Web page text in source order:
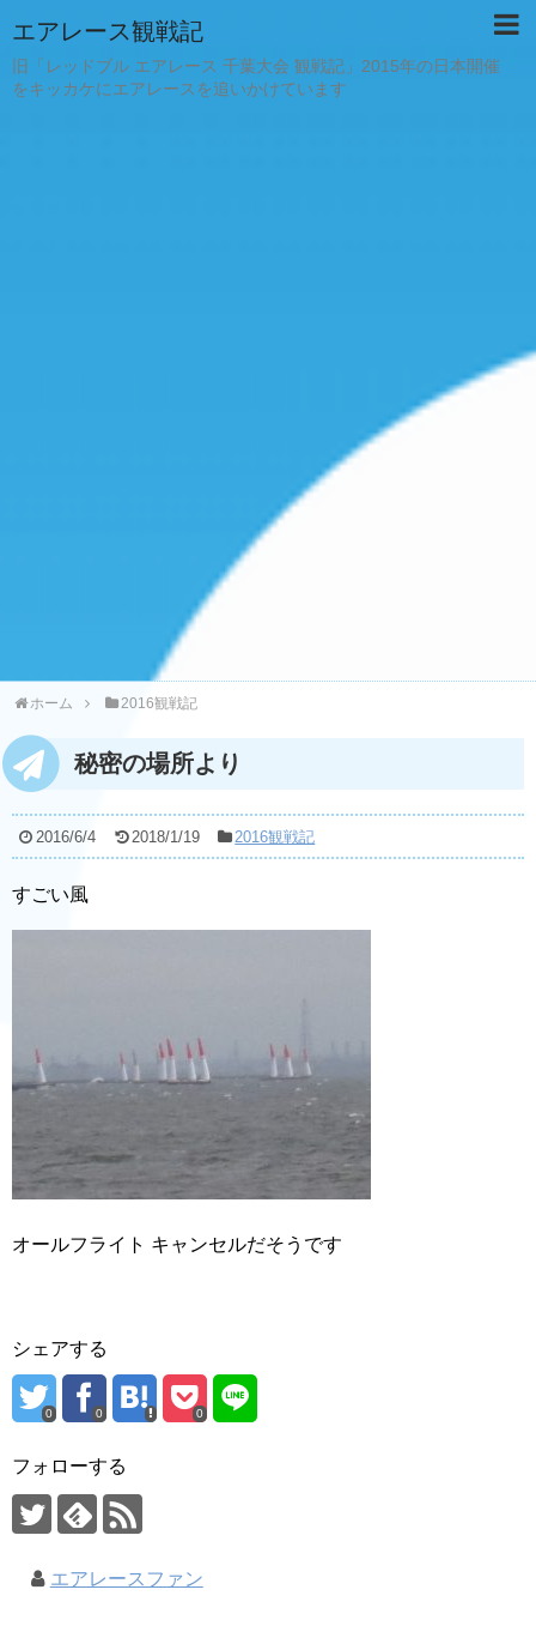
エアレース観戦記
旧「レッドブル エアレース 千葉大会 観戦記」2015年の日本開催
をキッカケにエアレースを追いかけています
ホーム 2016観戦記
秘密の場所より
2016/6/4 2018/1/19 2016観戦記
すごい風
オールフライト キャンセルだそうです
シェアする
0 0 0
フォローする
エアレースファン